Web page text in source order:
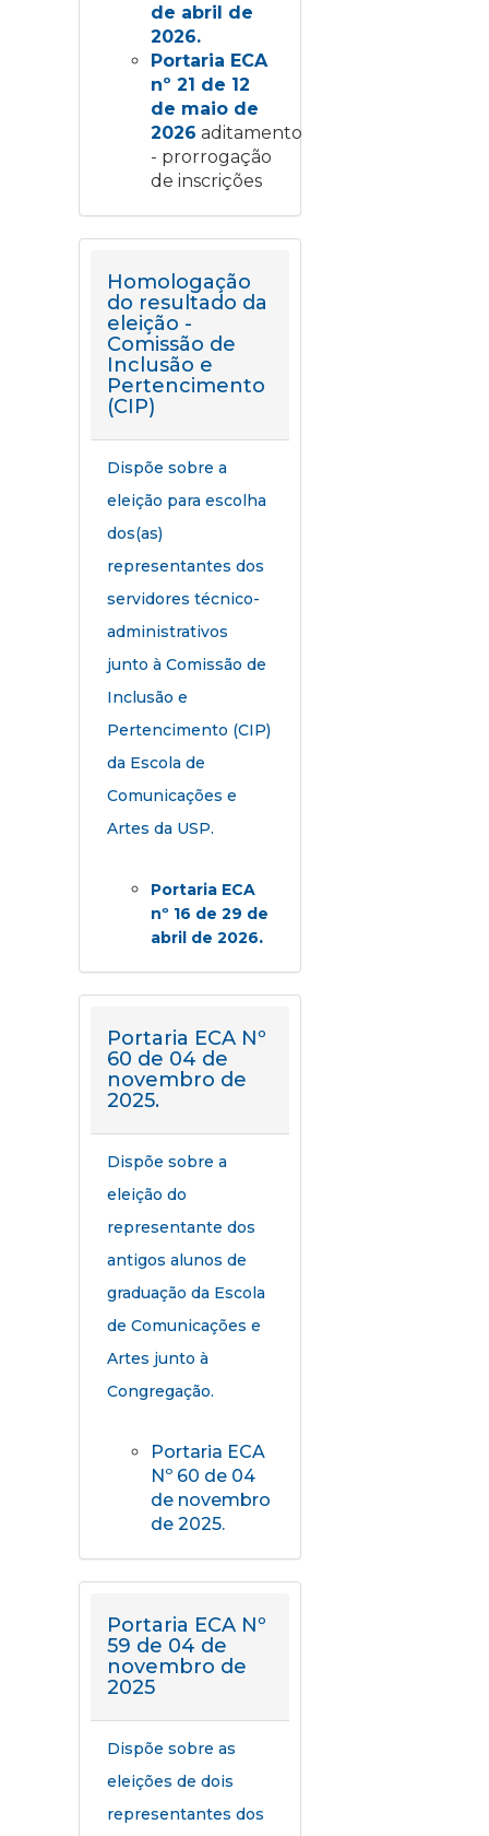
de abril de
2026.
Portaria ECA
nº 21 de 12
de maio de
2026 aditamento
- prorrogação
de inscrições
Homologação
do resultado da
eleição -
Comissão de
Inclusão e
Pertencimento
(CIP)
Dispõe sobre a
eleição para escolha
dos(as)
representantes dos
servidores técnico-
administrativos
junto à Comissão de
Inclusão e
Pertencimento (CIP)
da Escola de
Comunicações e
Artes da USP.
Portaria ECA
nº 16 de 29 de
abril de 2026.
Portaria ECA Nº
60 de 04 de
novembro de
2025.
Dispõe sobre a
eleição do
representante dos
antigos alunos de
graduação da Escola
de Comunicações e
Artes junto à
Congregação.
Portaria ECA
Nº 60 de 04
de novembro
de 2025.
Portaria ECA Nº
59 de 04 de
novembro de
2025
Dispõe sobre as
eleições de dois
representantes dos